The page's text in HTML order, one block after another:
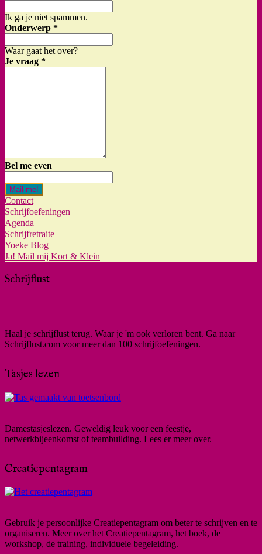
Ik ga je niet spammen.
Onderwerp *
Waar gaat het over?
Je vraag *
Bel me even
Mail me!
Contact
Schrijfoefeningen
Agenda
Schrijfretraite
Yoeke Blog
Ja! Mail mij Kort & Klein
Schrijflust
Haal je schrijflust terug. Waar je 'm ook verloren bent. Ga naar
Schrijflust.com voor meer dan 100 schrijfoefeningen.
Tasjes lezen
Damestasjeslezen. Geweldig leuk voor een feestje,
netwerkbijeenkomst of teambuilding. Lees er meer over.
Creatiepentagram
Gebruik je persoonlijke Creatiepentagram om beter te schrijven en te
organiseren. Meer over het Creatiepentagram, het boek, de
workshop, de training, individuele begeleiding.